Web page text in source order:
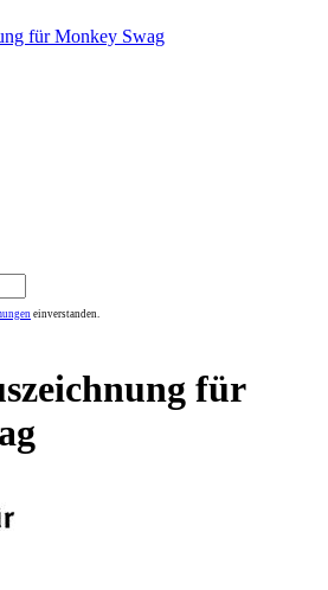
für Monkey Swag
einverstanden.
für